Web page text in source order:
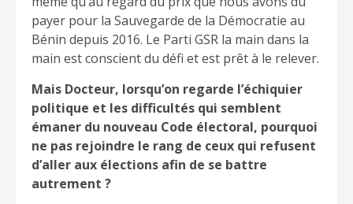
payer pour la Sauvegarde de la Démocratie au
Bénin depuis 2016. Le Parti GSR la main dans la
main est conscient du défi et est prêt à le relever.
Mais Docteur, lorsqu’on regarde l’échiquier
politique et les difficultés qui semblent
émaner du nouveau Code électoral, pourquoi
ne pas rejoindre le rang de ceux qui refusent
d’aller aux élections afin de se battre
autrement ?